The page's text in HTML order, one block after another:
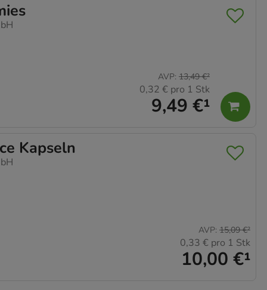
9,49 €¹
AVP: 13,49 €²
0,32 € pro 1 Stk
Kapseln
10,00 €¹
AVP: 15,09 €²
0,33 € pro 1 Stk